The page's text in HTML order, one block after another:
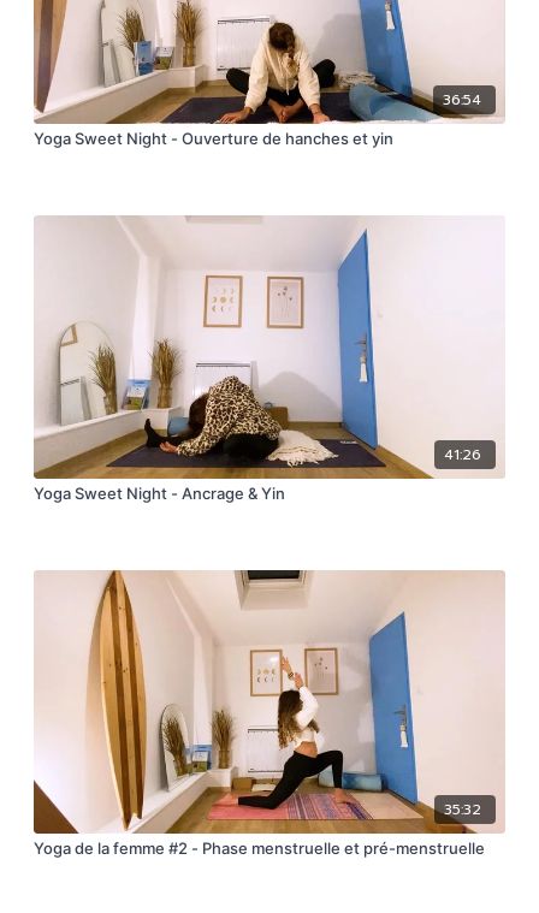
36:54
Yoga Sweet Night - Ouverture de hanches et yin
41:26
Yoga Sweet Night - Ancrage & Yin
35:32
Yoga de la femme #2 - Phase menstruelle et pré-menstruelle